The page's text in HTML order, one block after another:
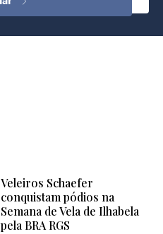
Veleiros Schaefer
conquistam pódios na
Semana de Vela de Ilhabela
pela BRA RGS